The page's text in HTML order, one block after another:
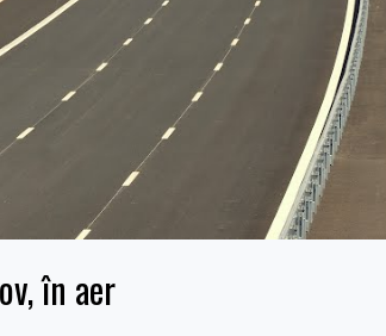
în aer